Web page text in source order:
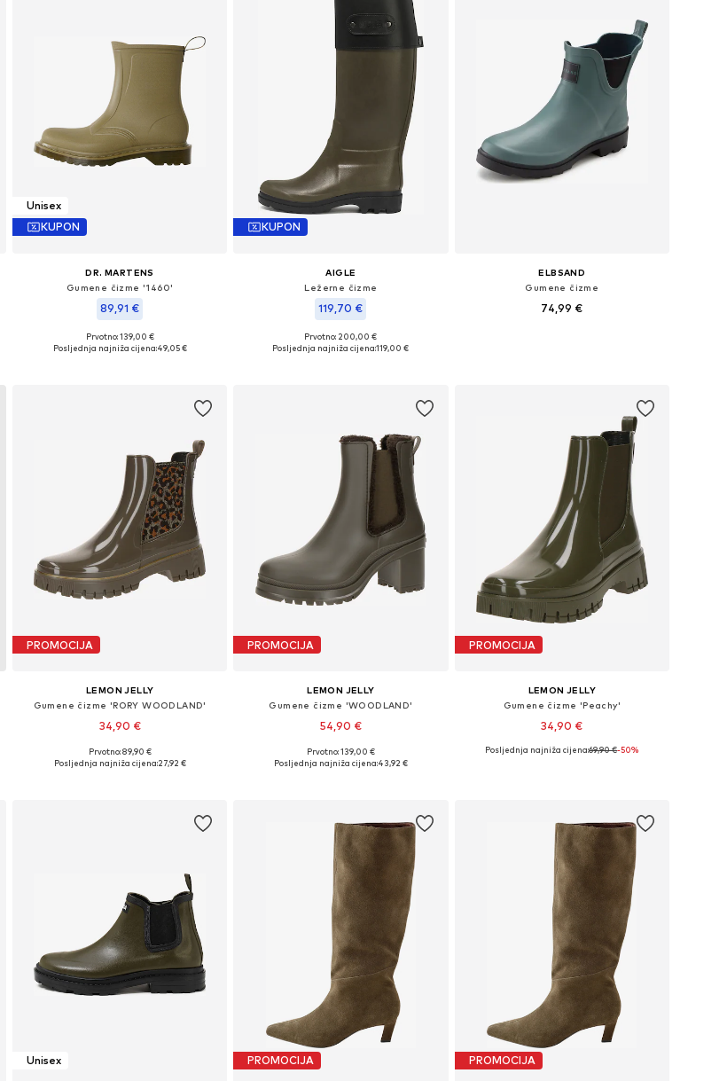
Unisex
KUPON
DR. MARTENS
Gumene čizme '1460'
89,91 €
Dostupne veličine: 39
Prvotno: 139,00 €
Posljednja najniža cijena:49,05 €
KUPON
AIGLE
Ležerne čizme
119,70 €
Dostupne veličine: 38
Prvotno: 200,00 €
Posljednja najniža cijena:119,00 €
ELBSAND
Gumene čizme
74,99 €
PROMOCIJA
LEMON JELLY
Gumene čizme 'RORY WOODLAND'
34,90 €
Dostupne veličine: 37
Prvotno: 89,90 €
Posljednja najniža cijena:27,92 €
PROMOCIJA
LEMON JELLY
Gumene čizme 'WOODLAND'
54,90 €
Dostupne veličine: 40
Prvotno: 139,00 €
Posljednja najniža cijena:43,92 €
PROMOCIJA
LEMON JELLY
Gumene čizme 'Peachy'
34,90 €
Dostupne veličine: 38
Posljednja najniža cijena:69,90 €-50%
Unisex PROMOCIJA PROMOCIJA